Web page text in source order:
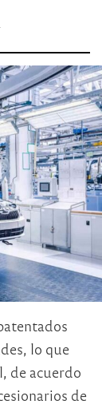
lo que
de acuerdo
de